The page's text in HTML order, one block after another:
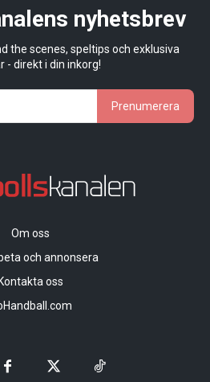
nyhetsbrev
the scenes, speltips och exklusiva
- direkt i din inkorg!
Prenumerera
Om oss
och annonsera
Kontakta oss